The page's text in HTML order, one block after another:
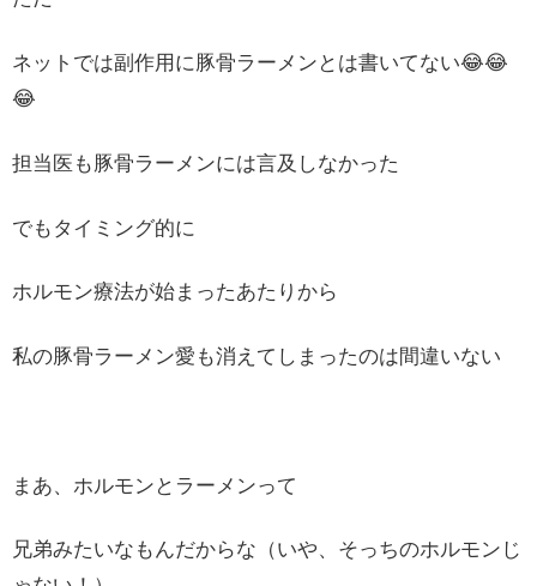
ネットでは副作用に豚骨ラーメンとは書いてない😂😂
😂
担当医も豚骨ラーメンには言及しなかった
でもタイミング的に
ホルモン療法が始まったあたりから
私の豚骨ラーメン愛も消えてしまったのは間違いない
まあ、ホルモンとラーメンって
兄弟みたいなもんだからな（いや、そっちのホルモンじ